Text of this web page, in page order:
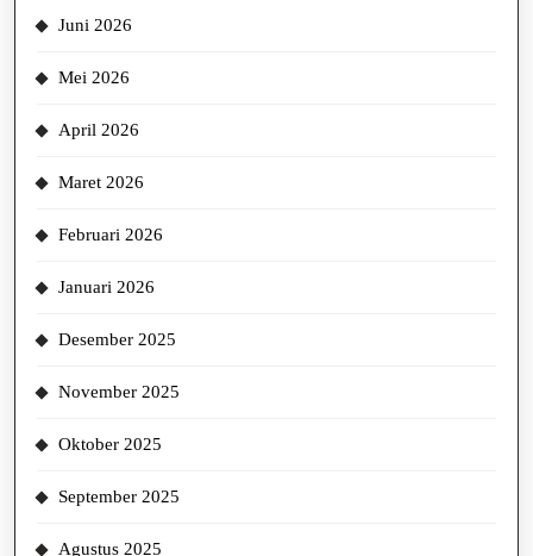
Juni 2026
Mei 2026
April 2026
Maret 2026
Februari 2026
Januari 2026
Desember 2025
November 2025
Oktober 2025
September 2025
Agustus 2025